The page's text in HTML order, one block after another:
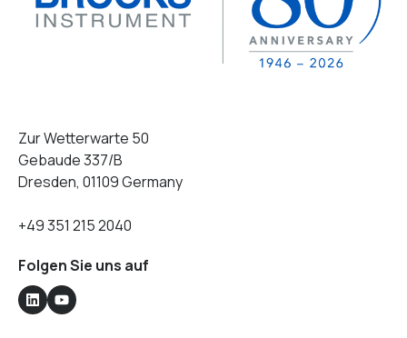
Zur Wetterwarte 50
Gebaude 337/B
Dresden, 01109 Germany
+49 351 215 2040
Folgen Sie uns auf